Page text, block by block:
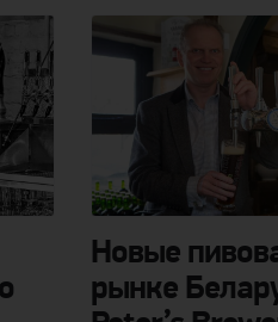
Новые
рынке